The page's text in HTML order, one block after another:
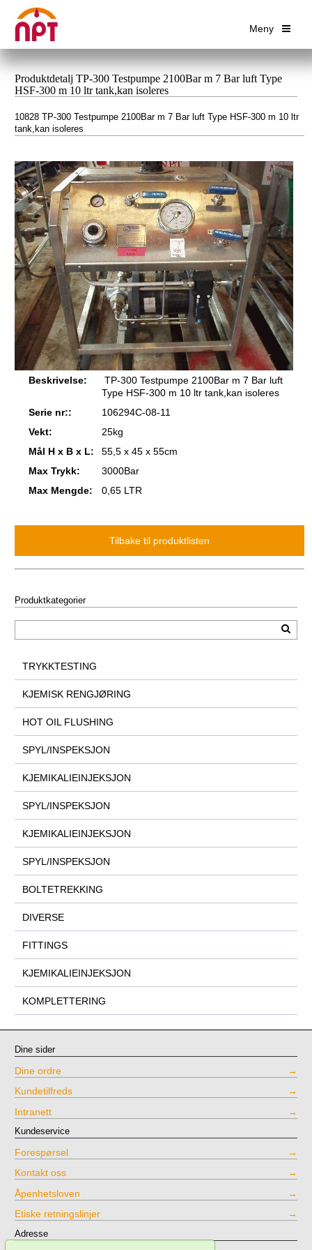
Meny
Produktdetalj TP-300 Testpumpe 2100Bar m 7 Bar luft Type
HSF-300 m 10 ltr tank,kan isoleres
10828 TP-300 Testpumpe 2100Bar m 7 Bar luft Type HSF-300 m 10 ltr
tank,kan isoleres
Beskrivelse:
TP-300 Testpumpe 2100Bar m 7 Bar luft
Type HSF-300 m 10 ltr tank,kan isoleres
Serie nr::
106294C-08-11
Vekt:
25kg
Mål H x B x L:
55,5 x 45 x 55cm
Max Trykk:
3000Bar
Max Mengde:
0,65 LTR
Produktkategorier
TRYKKTESTING
KJEMISK RENGJØRING
HOT OIL FLUSHING
SPYL/INSPEKSJON
KJEMIKALIEINJEKSJON
SPYL/INSPEKSJON
KJEMIKALIEINJEKSJON
SPYL/INSPEKSJON
BOLTETREKKING
DIVERSE
FITTINGS
KJEMIKALIEINJEKSJON
KOMPLETTERING
Dine sider
Dine ordre
Kundetilfreds
Intranett
Kundeservice
Forespørsel
Kontakt oss
Åpenhetsloven
Etiske retningslinjer
Adresse